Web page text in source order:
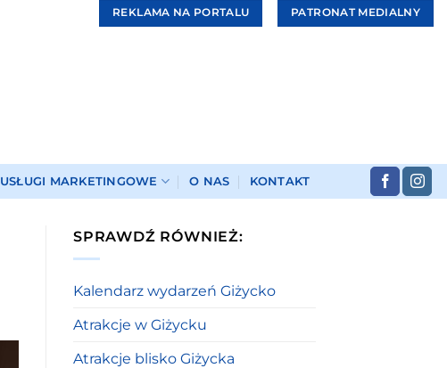
REKLAMA NA PORTALU PATRONAT MEDIALNY
USŁUGI MARKETINGOWE O NAS KONTAKT
SPRAWDŹ RÓWNIEŻ:
Kalendarz wydarzeń Giżycko
Atrakcje w Giżycku
Atrakcje blisko Giżycka